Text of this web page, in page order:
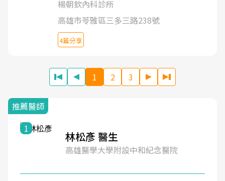
楊朝欽內科診所
高雄市苓雅區三多三路238號
4篇分享
1 2 3
推薦醫師
1
林松彥 醫生
高雄醫學大學附設中和紀念醫院